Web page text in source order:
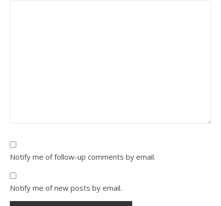
Notify me of follow-up comments by email.
Notify me of new posts by email.